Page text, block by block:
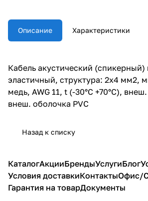
Описание Характеристики
Кабель акустический (спикерный)
эластичный, структура: 2х4 мм2,
медь, AWG 11, t (-30°C +70°C),
внеш. оболочка PVC
Назад к списку
КаталогАкцииБрендыУслугиБлог
Условия доставкиКонтактыОфис/
Гарантия на товарДокументы